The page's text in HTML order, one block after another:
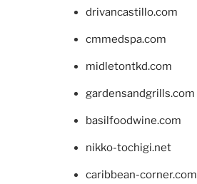
drivancastillo.com
cmmedspa.com
midletontkd.com
gardensandgrills.com
basilfoodwine.com
nikko-tochigi.net
caribbean-corner.com